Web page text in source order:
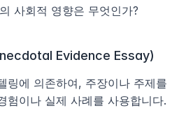
사회적 영향은 무엇인가?
Evidence Essay)
링에 의존하여, 주장이나 주제를
험이나 실제 사례를 사용합니다.